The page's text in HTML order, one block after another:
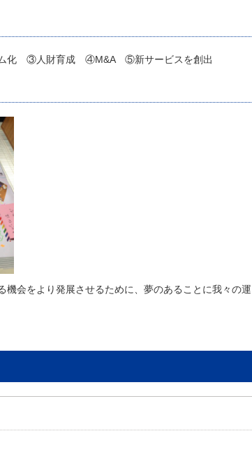
化 ③人財育成 ④M&A ⑤新サービスを創出
機会をより発展させるために、夢のあることに我々の運